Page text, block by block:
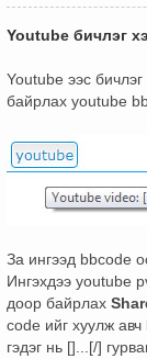
Youtube бичлэг
Youtube ээс
байрлах youtube
За ингээд bbcode
Ингэхдээ youtube
доор байрлах
code ийг хуулж
гэдэг нь []...[/]